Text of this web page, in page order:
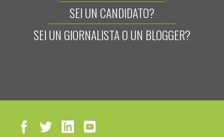
SEI UN CANDIDATO?
SEI UN GIORNALISTA O UN BLOGGER?